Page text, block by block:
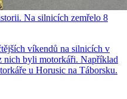
Na silnicích zemřelo 8
víkendů na silnicích v
nich byli motorkáři. Například
u Horusic na Táborsku.